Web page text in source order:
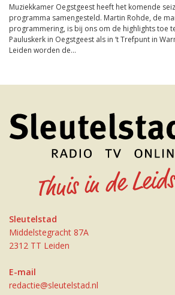
Muziekkamer Oegstgeest heeft het komende
programma samengesteld. Martin Rohde, de
programmering, is bij ons om de highlights toe
Pauluskerk in Oegstgeest als in ‘t Trefpunt in
Leiden worden de...
Sleutelstad
Middelstegracht 87A
2312 TT Leiden
E-mail
redactie@sleutelstad.nl